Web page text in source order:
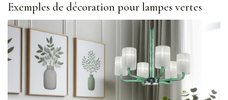
Exemples de décoration pour lampes vertes